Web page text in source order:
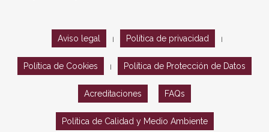
Aviso legal Política de privacidad
Política de Cookies Política de Protección de Datos
Acreditaciones FAQs
Política de Calidad y Medio Ambiente